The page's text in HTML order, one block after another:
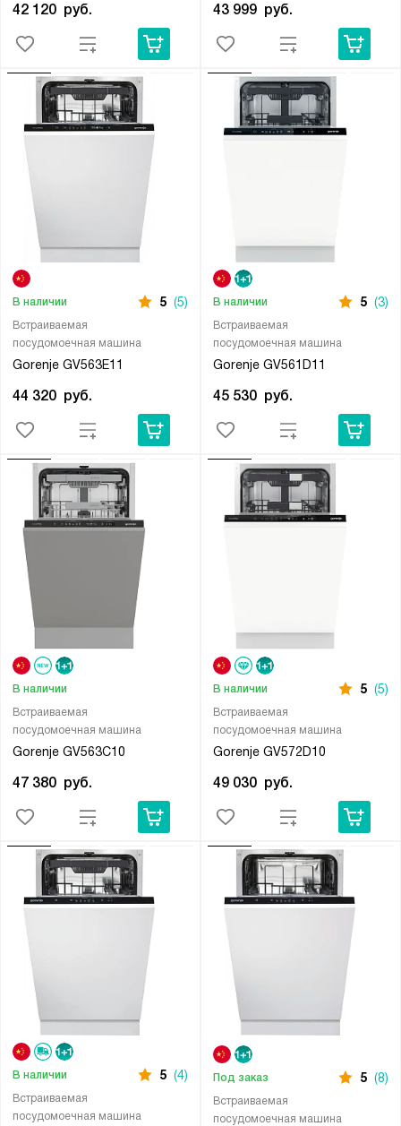
42 120 руб. 43 999 руб.
Встраиваемая
посудомоечная машина
Gorenje GV563E11
В наличии 5 (5)
44 320 руб.
Встраиваемая
посудомоечная машина
Gorenje GV561D11
В наличии 5 (3)
45 530 руб.
Встраиваемая
посудомоечная машина
Gorenje GV563C10
В наличии
47 380 руб.
Встраиваемая
посудомоечная машина
Gorenje GV572D10
В наличии 5 (5)
49 030 руб.
Встраиваемая
посудомоечная машина
В наличии 5 (4)
Встраиваемая
посудомоечная машина
Под заказ 5 (8)